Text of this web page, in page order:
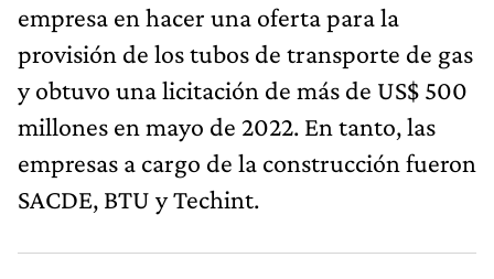
empresa en hacer una oferta para la
provisión de los tubos de transporte de gas
y obtuvo una licitación de más de US$ 500
millones en mayo de 2022. En tanto, las
empresas a cargo de la construcción fueron
SACDE, BTU y Techint.